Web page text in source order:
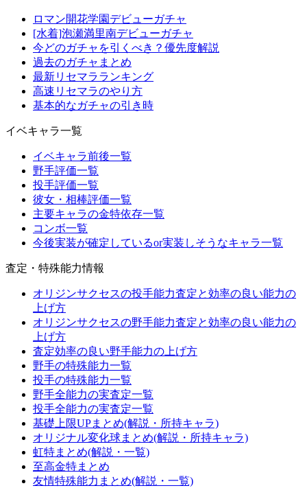
ロマン開花学園デビューガチャ
[水着]泡瀬満里南デビューガチャ
今どのガチャを引くべき？優先度解説
過去のガチャまとめ
最新リセマラランキング
高速リセマラのやり方
基本的なガチャの引き時
イベキャラ一覧
イベキャラ前後一覧
野手評価一覧
投手評価一覧
彼女・相棒評価一覧
主要キャラの金特依存一覧
コンボ一覧
今後実装が確定しているor実装しそうなキャラ一覧
査定・特殊能力情報
オリジンサクセスの投手能力査定と効率の良い能力の
上げ方
オリジンサクセスの野手能力査定と効率の良い能力の
上げ方
査定効率の良い野手能力の上げ方
野手の特殊能力一覧
投手の特殊能力一覧
野手全能力の実査定一覧
投手全能力の実査定一覧
基礎上限UPまとめ(解説・所持キャラ)
オリジナル変化球まとめ(解説・所持キャラ)
虹特まとめ(解説・一覧)
至高金特まとめ
友情特殊能力まとめ(解説・一覧)